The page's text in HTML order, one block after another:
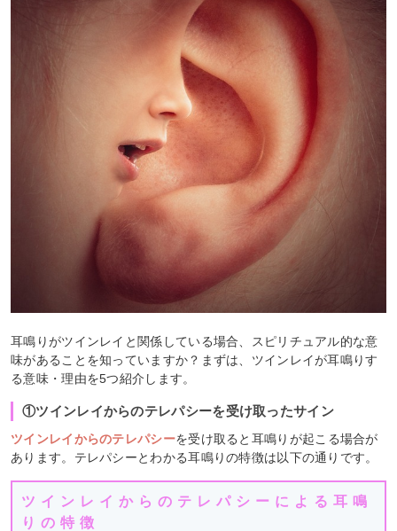
耳鳴りがツインレイと関係している場合、スピリチュアル的な意
味があることを知っていますか？まずは、ツインレイが耳鳴りす
る意味・理由を5つ紹介します。
①ツインレイからのテレパシーを受け取ったサイン
ツインレイからのテレパシーを受け取ると耳鳴りが起こる場合が
あります。テレパシーとわかる耳鳴りの特徴は以下の通りです。
ツインレイからのテレパシーによる耳鳴
りの特徴